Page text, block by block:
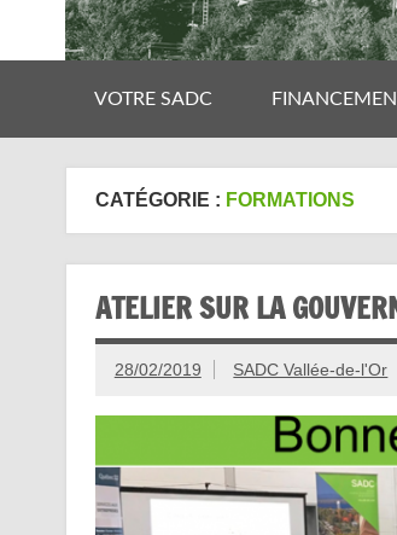
VOTRE SADC
CATÉGORIE : FORMATIONS
ATELIER SUR LA
28/02/2019 SADC Vallée-de-l'Or